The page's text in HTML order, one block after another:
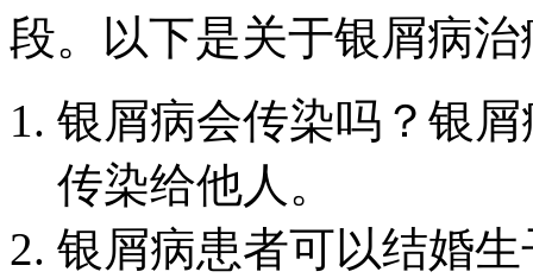
段。以下是关于银屑病
银屑病会传染吗？银
传染给他人。
银屑病患者可以结婚